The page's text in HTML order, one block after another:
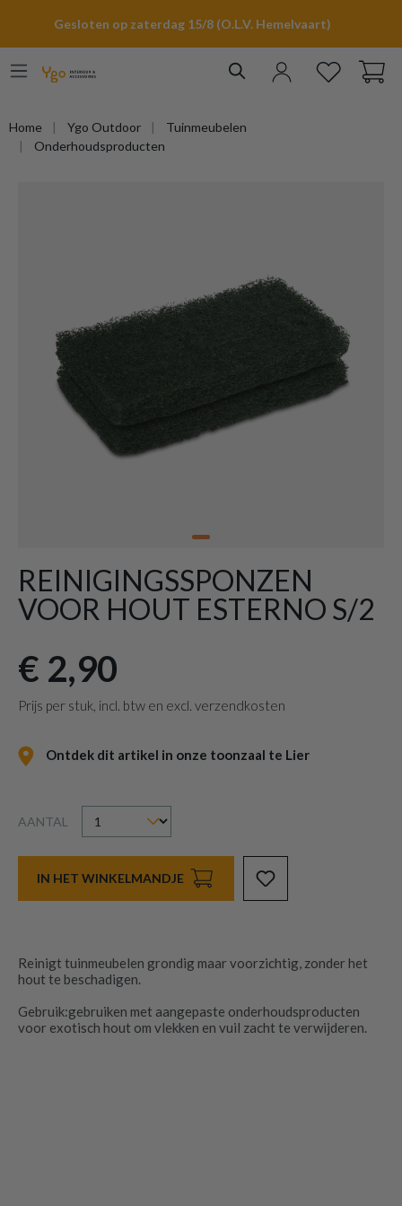
Gesloten op zaterdag 15/8 (O.L.V. Hemelvaart)
Home Ygo Outdoor
Tuinmeubelen
Onderhoudsproducten
REINIGINGSSPONZEN
VOOR HOUT ESTERNO S/2
€ 2,90
Prijs per stuk, incl. btw en excl. verzendkosten
Ontdek dit artikel in onze toonzaal te Lier
AANTAL
IN HET WINKELMANDJE
Reinigt tuinmeubelen grondig maar voorzichtig, zonder het
hout te beschadigen.
Gebruik:gebruiken met aangepaste onderhoudsproducten
voor exotisch hout om vlekken en vuil zacht te verwijderen.